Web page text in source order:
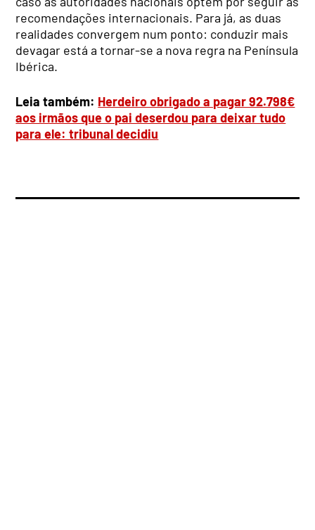
recomendações internacionais. Para já, as duas
realidades convergem num ponto: conduzir mais
devagar está a tornar-se a nova regra na Península
Ibérica.
Leia também: Herdeiro obrigado a pagar 92.798€
aos irmãos que o pai deserdou para deixar tudo
para ele: tribunal decidiu